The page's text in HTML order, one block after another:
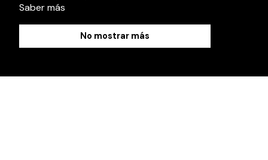
Saber más
No mostrar más